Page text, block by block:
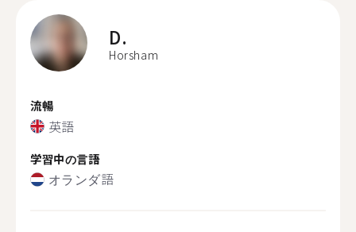
D.
Horsham
流暢
英語
学習中の言語
オランダ語